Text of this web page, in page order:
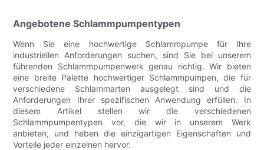
Angebotene Schlammpumpentypen
Wenn Sie eine hochwertige Schlammpumpe für Ihre
industriellen Anforderungen suchen, sind Sie bei unserem
führenden Schlammpumpenwerk genau richtig. Wir bieten
eine breite Palette hochwertiger Schlammpumpen, die für
verschiedene Schlammarten ausgelegt sind und die
Anforderungen Ihrer spezifischen Anwendung erfüllen. In
diesem Artikel stellen wir die verschiedenen
Schlammpumpentypen vor, die wir in unserem Werk
anbieten, und heben die einzigartigen Eigenschaften und
Vorteile jeder einzelnen hervor.